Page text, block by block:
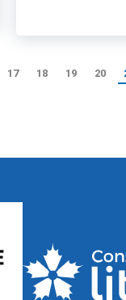
17 18 19 20